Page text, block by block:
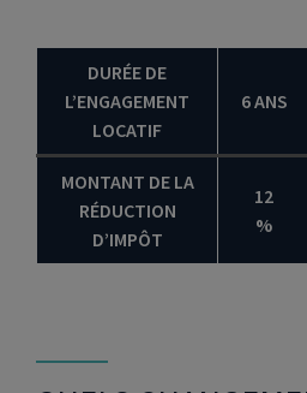
DURÉE DE
L’ENGAGEMENT
LOCATIF
6 ANS
MONTANT DE LA
RÉDUCTION
D’IMPÔT
12
%